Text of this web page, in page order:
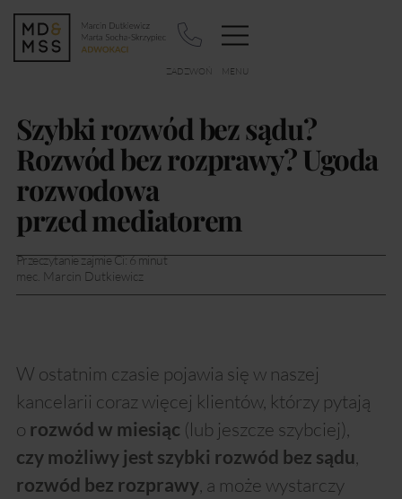
Szybki rozwód bez sądu?
Rozwód bez rozprawy? Ugoda
rozwodowa
przed mediatorem
Przeczytanie zajmie Ci:6minut
mec. Marcin Dutkiewicz
W ostatnim czasie pojawia się w naszej
kancelarii coraz więcej klientów, którzy pytają
o rozwód w miesiąc (lub jeszcze szybciej),
czy możliwy jest szybki rozwód bez sądu,
rozwód bez rozprawy, a może wystarczy